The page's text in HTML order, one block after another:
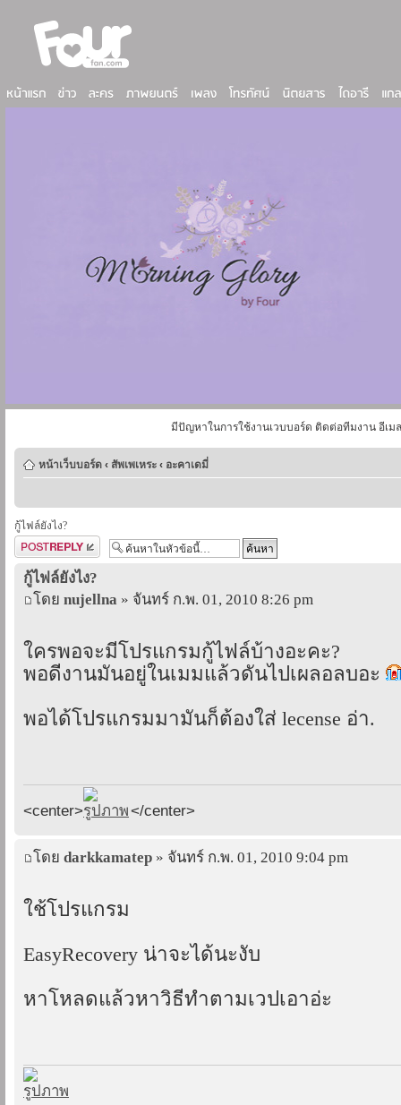
มีปัญหาในการใช้งานเวบบอร์ด ติดต่อทีมงาน อีเม
หน้าเว็บบอร์ด ‹ สัพเพเหระ ‹ อะคาเดมี่
กู้ไฟล์ยังไง?
ตอบกระทู้
กู้ไฟล์ยังไง?
โดย nujellna » จันทร์ ก.พ. 01, 2010 8:26 pm
ใครพอจะมีโปรแกรมกู้ไฟล์บ้างอะคะ?
พอดีงานมันอยู่ในเมมแล้วดันไปเผลอลบอะ
พอได้โปรแกรมมามันก็ต้องใส่ lecense อ่า.
<center> </center>
โดย darkkamatep » จันทร์ ก.พ. 01, 2010 9:04 pm
ใช้โปรแกรม
EasyRecovery น่าจะได้นะงับ
หาโหลดแล้วหาวิธีทำตามเวปเอาอ่ะ